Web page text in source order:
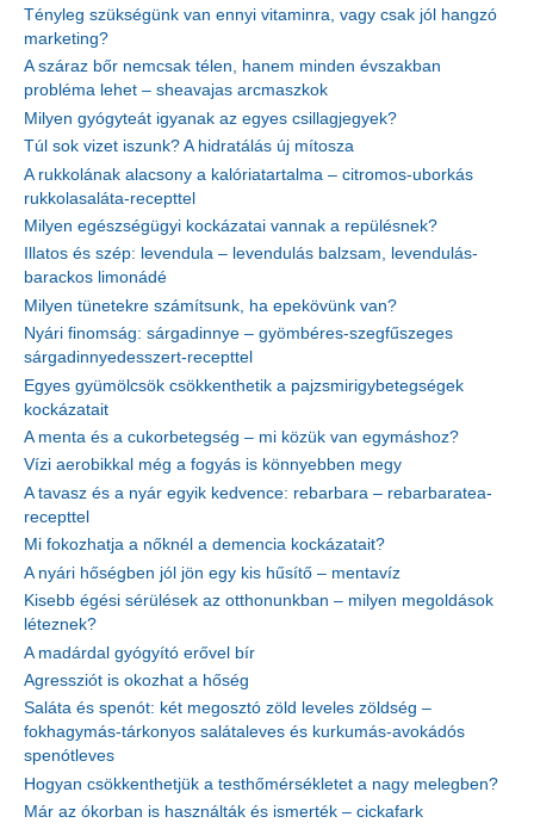
Tényleg szükségünk van ennyi vitaminra, vagy csak jól hangzó
marketing?
A száraz bőr nemcsak télen, hanem minden évszakban
probléma lehet – sheavajas arcmaszkok
Milyen gyógyteát igyanak az egyes csillagjegyek?
Túl sok vizet iszunk? A hidratálás új mítosza
A rukkolának alacsony a kalóriatartalma – citromos-uborkás
rukkolasaláta-recepttel
Milyen egészségügyi kockázatai vannak a repülésnek?
Illatos és szép: levendula – levendulás balzsam, levendulás-
barackos limonádé
Milyen tünetekre számítsunk, ha epekövünk van?
Nyári finomság: sárgadinnye – gyömbéres-szegfűszeges
sárgadinnyedesszert-recepttel
Egyes gyümölcsök csökkenthetik a pajzsmirigybetegségek
kockázatait
A menta és a cukorbetegség – mi közük van egymáshoz?
Vízi aerobikkal még a fogyás is könnyebben megy
A tavasz és a nyár egyik kedvence: rebarbara – rebarbaratea-
recepttel
Mi fokozhatja a nőknél a demencia kockázatait?
A nyári hőségben jól jön egy kis hűsítő – mentavíz
Kisebb égési sérülések az otthonunkban – milyen megoldások
léteznek?
A madárdal gyógyító erővel bír
Agressziót is okozhat a hőség
Saláta és spenót: két megosztó zöld leveles zöldség –
fokhagymás-tárkonyos salátaleves és kurkumás-avokádós
spenótleves
Hogyan csökkenthetjük a testhőmérsékletet a nagy melegben?
Már az ókorban is használták és ismerték – cickafark